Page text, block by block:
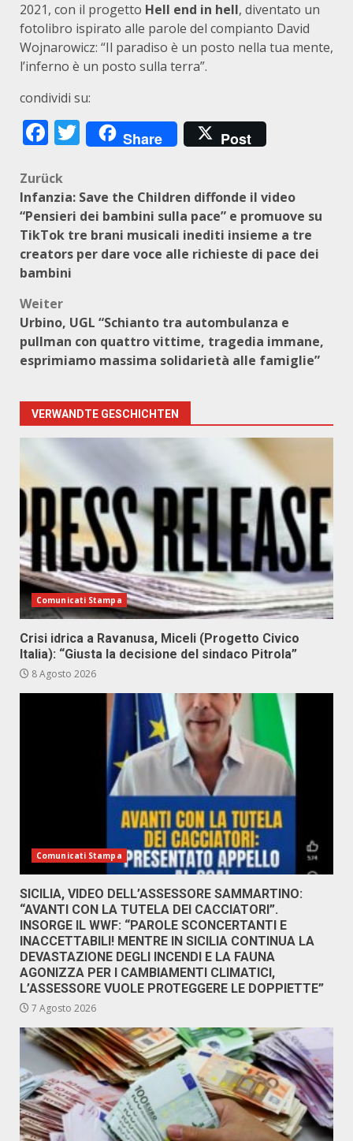
2021, con il progetto Hell end in hell, diventato un
fotolibro ispirato alle parole del compianto David
Wojnarowicz: “Il paradiso è un posto nella tua mente,
l’inferno è un posto sulla terra”.
condividi su:
Facebook
Twitter
Share Post
Beitragsnavigation
Zurück
Infanzia: Save the Children diffonde il video
“Pensieri dei bambini sulla pace” e promuove su
TikTok tre brani musicali inediti insieme a tre
creators per dare voce alle richieste di pace dei
bambini
Weiter
Urbino, UGL “Schianto tra autombulanza e
pullman con quattro vittime, tragedia immane,
esprimiamo massima solidarietà alle famiglie”
VERWANDTE GESCHICHTEN
Comunicati Stampa
Crisi idrica a Ravanusa, Miceli (Progetto Civico
Italia): “Giusta la decisione del sindaco Pitrola”
8 Agosto 2026
Comunicati Stampa
SICILIA, VIDEO DELL’ASSESSORE SAMMARTINO:
“AVANTI CON LA TUTELA DEI CACCIATORI”.
INSORGE IL WWF: “PAROLE SCONCERTANTI E
INACCETTABILI! MENTRE IN SICILIA CONTINUA LA
DEVASTAZIONE DEGLI INCENDI E LA FAUNA
AGONIZZA PER I CAMBIAMENTI CLIMATICI,
L’ASSESSORE VUOLE PROTEGGERE LE DOPPIETTE”
7 Agosto 2026